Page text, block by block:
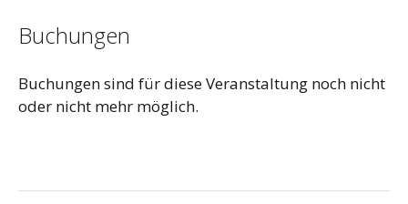
Buchungen
Buchungen sind für diese Veranstaltung noch nicht
oder nicht mehr möglich.